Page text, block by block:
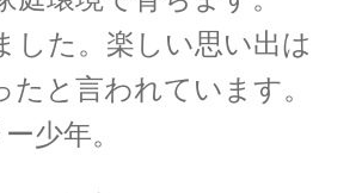
を確立】
G・オーム
た。 楽しい思い出は
と言われています。
少年。